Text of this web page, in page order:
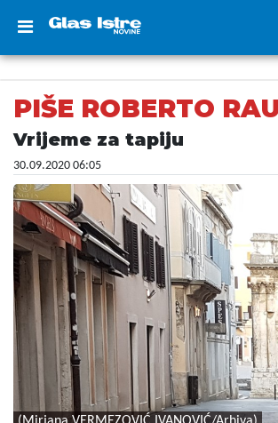
PIŠE ROBERTO
Vrijeme za tapiju
30.09.2020 06:05